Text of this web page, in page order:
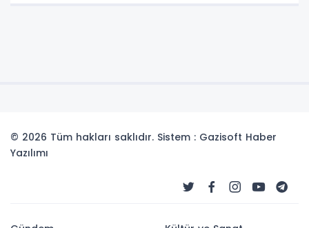
© 2026 Tüm hakları saklıdır. Sistem : Gazisoft Haber
Yazılımı